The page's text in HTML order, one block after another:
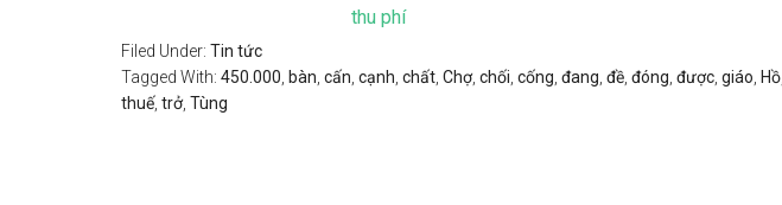
thu phí
Filed Under: Tin tức
Tagged With: 450.000 bàn cấn cạnh chất Chợ, chối cống đang đề đóng được giáo Hồ
thuế, trở, Tùng